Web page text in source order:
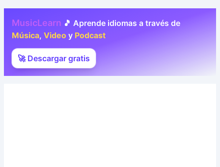
MusicLearn 🎵 Aprende idiomas a través de
Música, Video y Podcast
🚀 Descargar gratis